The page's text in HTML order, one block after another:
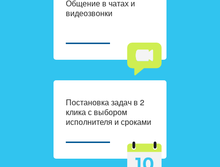
Общение в чатах и
видеозвонки
Постановка задач в 2
клика с выбором
исполнителя и сроками